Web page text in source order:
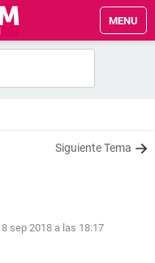
MENU
Siguiente Tema
8 sep 2018 a las 18:17